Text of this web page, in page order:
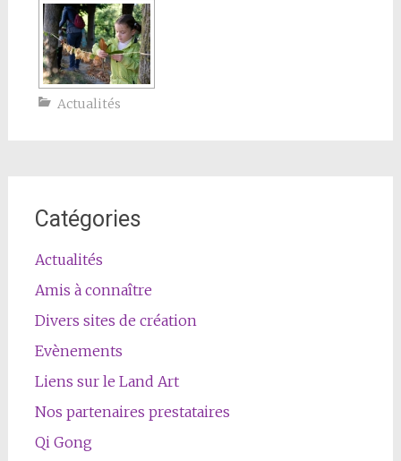
Actualités
Catégories
Actualités
Amis à connaître
Divers sites de création
Evènements
Liens sur le Land Art
Nos partenaires prestataires
Qi Gong